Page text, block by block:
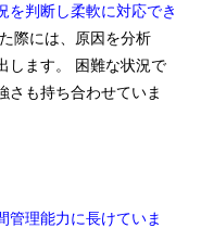
を判断し柔軟に対応でき
際には、原因を分析
します。 困難な状況で
さも持ち合わせていま
管理能力に長けていま